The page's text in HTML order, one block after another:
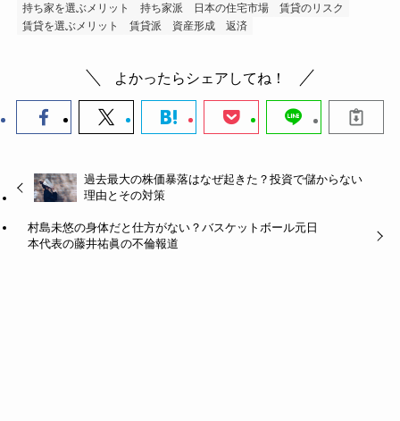
持ち家を選ぶメリット
持ち家派 日本の住宅市場
賃貸のリスク
賃貸を選ぶメリット
賃貸派 資産形成 返済
よかったらシェアしてね！
過去最大の株価暴落はなぜ起きた？投資で儲からない
理由とその対策
村島未悠の身体だと仕方がない？バスケットボール元日
本代表の藤井祐眞の不倫報道